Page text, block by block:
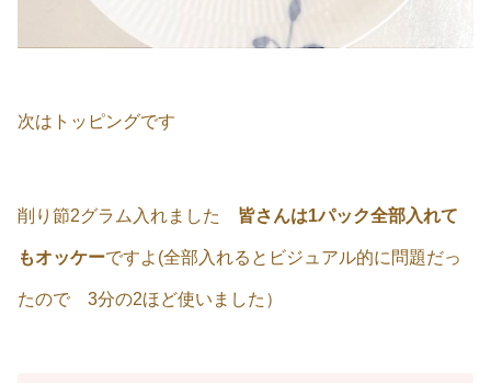
次はトッピングです
削り節2グラム入れました 皆さんは1パック全部入れて
もオッケーですよ(全部入れるとビジュアル的に問題だっ
たので 3分の2ほど使いました）